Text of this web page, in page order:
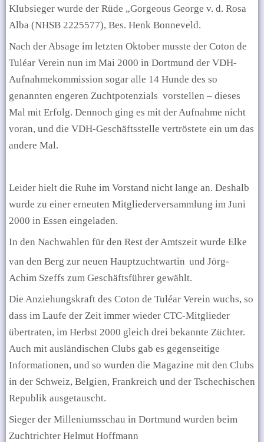
Klubsieger wurde der Rüde „Gorgeous George v. d. Rosa
Alba (NHSB 2225577), Bes. Henk Bonneveld.
Nach der Absage im letzten Oktober musste der Coton de
Tuléar Verein nun im Mai 2000 in Dortmund der VDH-
Aufnahmekommission sogar alle 14 Hunde des so
genannten engeren Zuchtpotenzials vorstellen – dieses
Mal mit Erfolg. Dennoch ging es mit der Aufnahme nicht
voran, und die VDH-Geschäftsstelle vertröstete ein um das
andere Mal.
Leider hielt die Ruhe im Vorstand nicht lange an. Deshalb
wurde zu einer erneuten Mitgliederversammlung im Juni
2000 in Essen eingeladen.
In den Nachwahlen für den Rest der Amtszeit wurde Elke
van den Berg zur neuen Hauptzuchtwartin und Jörg-
Achim Szeffs zum Geschäftsführer gewählt.
Die Anziehungskraft des Coton de Tuléar Verein wuchs, so
dass im Laufe der Zeit immer wieder CTC-Mitglieder
übertraten, im Herbst 2000 gleich drei bekannte Züchter.
Auch mit ausländischen Clubs gab es gegenseitige
Informationen, und so wurden die Magazine mit den Clubs
in der Schweiz, Belgien, Frankreich und der Tschechischen
Republik ausgetauscht.
Sieger der Milleniumsschau in Dortmund wurden beim
Zuchtrichter Helmut Hoffmann